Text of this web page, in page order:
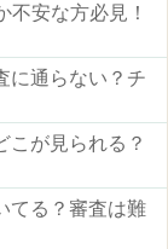
安な方必見！
に通らない？チ
こが見られる？
てる？審査は難